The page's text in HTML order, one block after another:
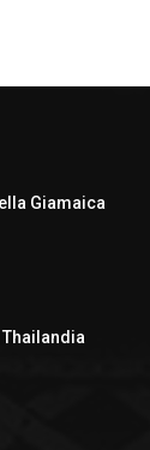
Giamaica